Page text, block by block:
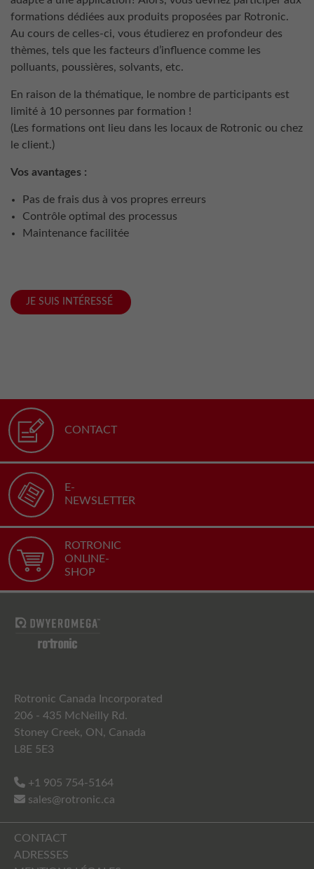
formations dédiées aux produits proposées par Rotronic.
Au cours de celles-ci, vous étudierez en profondeur des
thèmes, tels que les facteurs d’influence comme les
polluants, poussières, solvants, etc.
En raison de la thématique, le nombre de participants est
limité à 10 personnes par formation !
(Les formations ont lieu dans les locaux de Rotronic ou chez
le client.)
Vos avantages :
Pas de frais dus à vos propres erreurs
Contrôle optimal des processus
Maintenance facilitée
JE SUIS INTÉRESSÉ
CONTACT
E-
NEWSLETTER
ROTRONIC
ONLINE-
SHOP
Rotronic Canada Incorporated
206 - 435 McNeilly Rd.
Stoney Creek, ON, Canada
L8E 5E3
+1 905 754-5164
sales@rotronic.ca
CONTACT
ADRESSES